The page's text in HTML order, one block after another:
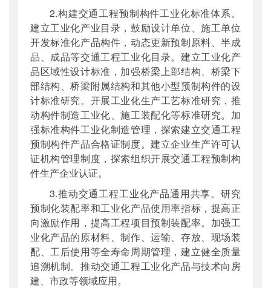
2.构建交通工程预制构件工业化标准体系。
建立工业化产业目录，鼓励设计单位、施工单位
开发标准化产品构件，动态更新预制原料、半成
品、成品等交通工程工业化目录。建立工业化产
品区域性设计标准，加强桥梁上部结构、桥梁下
部结构、桥梁附属结构和其他小型预制构件的设
计标准研究。开展工业化生产工艺标准研究，推
动构件制造工业化、施工装配化等标准研究。加
强标准构件工业化制造管理，探索建立交通工程
预制构件产品合格证制度。建立企业生产许可认
证机构管理制度，探索组织开展交通工程预制构
件生产企业认证。
3.推动交通工程工业化产品通用共享。研究
预制化装配率和工业化产品使用率指标，提高正
向激励作用，提高工程项目预制装配率。加强工
业化产品的原材料、制作、运输、存放、现场装
配、工后使用等全寿命周期管理，建立健全质量
追溯机制。推动交通工程工业化产品与技术向房
建、市政等领域应用。